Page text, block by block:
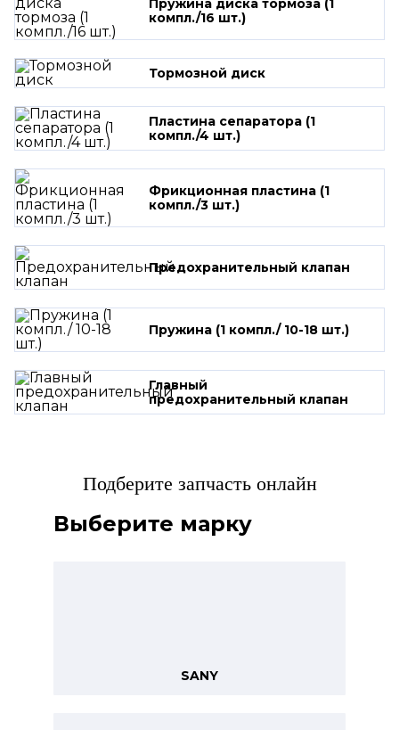
Пружина диска тормоза (1
компл./16 шт.)
Тормозной диск
Пластина сепаратора (1
компл./4 шт.)
Фрикционная пластина (1
компл./3 шт.)
Предохранительный клапан
Пружина (1 компл./ 10-18 шт.)
Главный
предохранительный клапан
Подберите запчасть онлайн
Выберите марку
SANY